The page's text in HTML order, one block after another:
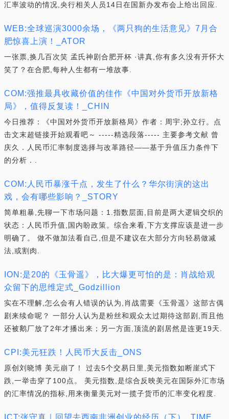
汇率波动的情况,央行相关人员14日在国新办发布会上给出回应.
WEB:全球巡演3000余场，《两只狗的生活意见》7月合
肥惊喜上演！_ATOR
一张票,换几百次笑 孟氏神剧合肥开杯 ·讲真,你有多久没有开怀大
笑了？在合肥,每种人生都有一堆故事.
COM:强推最具收藏价值的佳作《中国对外货币开放新格
局》，值得反复读！_CHIN
今日推荐：《中国对外货币开放新格局》作者：周宇;孙立行。点
击文末超链接开始观看吧～ -----精选段落----- 主要参考文献 曾
庆久．人民币汇率制度选择与改革路径——基于升值压力条件下
的分析．.
COM:人民币暴涨千点，发生了什么？华尔街演的这出
戏，会有哪些影响？_STORY
简单粗暴,先聊一下市场问题：1.指数层面,目前是两大逻辑交织的
状态：人民币升值,国内盼政策。综合来看,下方支撑应该是进一步
明确了。 做不做加法看自己,但是不建议在大部分方向轻易做减
法,或割肉.
ION:是20的《玉骨遥》，比大爆更可怕的是：肖战给观
众留下的思维定式_Godzillion
实在不理解,怎么会有人错误的认为,肖战需要《玉骨遥》这部古偶
剧来续命呢？ 一部分人认为是粉丝和观众太过期待这部剧,而且他
还被鹅厂放了2年才播出来；另一方面,顶流的剧居然是连更19天.
CPI:美元狂跌！人民币大反击_ONS
原创刘晓博 美元崩了！ 过去5个交易日里,美元指数如断崖式下
跌,一举击穿了100点。 美元指数,是综合反映美元在国际外汇市场
的汇率情况的指标,用来衡量美元对一揽子货币的汇率变化程度.
ICT:张守真｜回望去西南非洲创业的经历（下）_TIME